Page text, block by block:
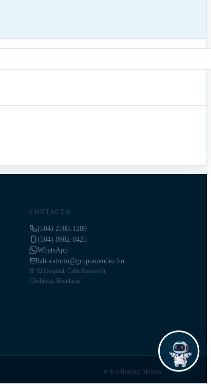
CONTACTO
(504) 2780-1289
(504) 8982-8425
WhatsApp
laboratorio@grupomendez.hn
Bº El Hospital, Calle Roosevelt
Choluteca, Honduras
Ir a Hospital Méndez